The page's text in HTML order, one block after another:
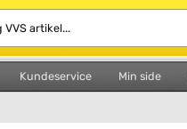
Kundeservice Min side